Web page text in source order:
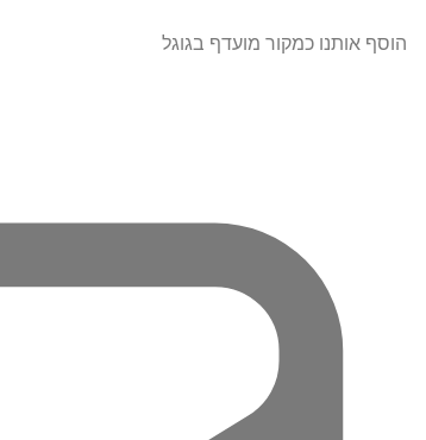
הוסף אותנו כמקור מועדף בגוגל